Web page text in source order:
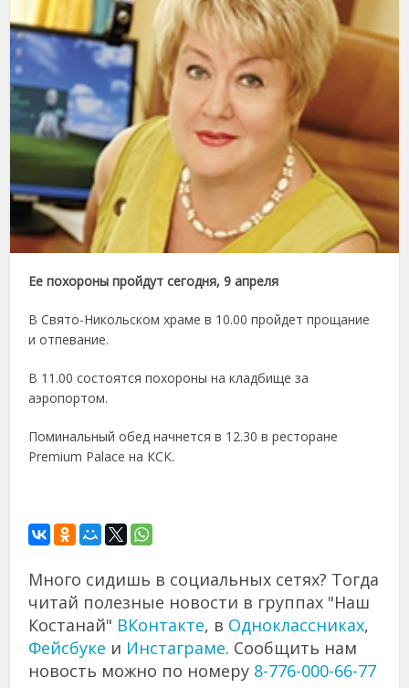
Ее похороны пройдут сегодня, 9 апреля
В Свято-Никольском храме в 10.00 пройдет прощание
и отпевание.
В 11.00 состоятся похороны на кладбище за
аэропортом.
Поминальный обед начнется в 12.30 в ресторане
Premium Palace на КСК.
Много сидишь в социальных сетях? Тогда
читай полезные новости в группах "Наш
Костанай" ВКонтакте, в Одноклассниках,
Фейсбуке и Инстаграме. Сообщить нам
новость можно по номеру 8-776-000-66-77